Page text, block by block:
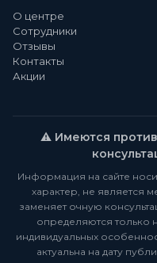
О центре
Сотрудники
Отзывы
Контакты
Акции
⚠️ Имеются
Информация на сайте
характер, не является
заменяет очную
определяются только
индивидуальных
актуальна на дату